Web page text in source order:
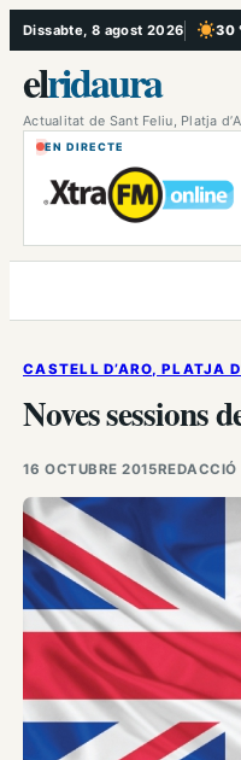
Vés
al
contingut
Dissabte, 8 agost 2026 30
, Cel
elridaura
Actualitat de Sant Feliu, Platja
EN DIRECTE
CASTELL D’ARO, PLATJA
Noves sessions
16 OCTUBRE 2015REDACCIÓ